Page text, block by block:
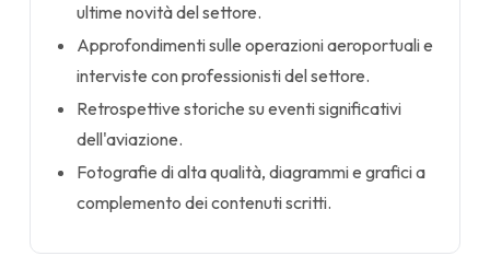
ultime novità del settore.
Approfondimenti sulle operazioni aeroportuali e
interviste con professionisti del settore.
Retrospettive storiche su eventi significativi
dell'aviazione.
Fotografie di alta qualità, diagrammi e grafici a
complemento dei contenuti scritti.